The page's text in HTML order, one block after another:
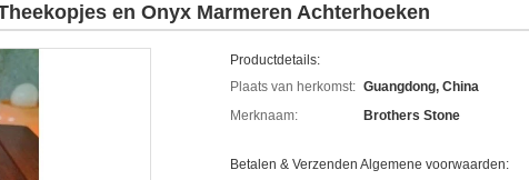
en Onyx Marmeren Achterhoeken
Productdetails:
Plaats van herkomst: Guangdong, China
Merknaam:
Brothers Stone
Betalen & Verzenden Algemene voorwaarden: